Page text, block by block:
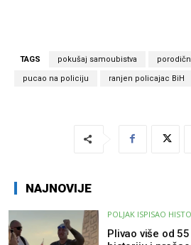
TAGS pokušaj samoubistva
pucao na policiju ranjen policajac BiH
NAJNOVIJE
POLJAK ISPISAO
Plivao više od